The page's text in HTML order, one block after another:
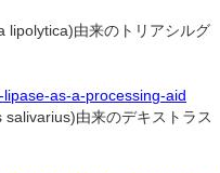
lipolytica)由来のトリアシルグ
as-a-processing-aid
由来のデキストラス